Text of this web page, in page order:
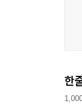
--- p.
한